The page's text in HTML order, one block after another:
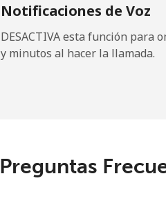
Equatorial Guinea
All country
Celular
Notificaciones de Voz
DESACTIVA esta función para
y minutos al hacer la llamada.
Preguntas